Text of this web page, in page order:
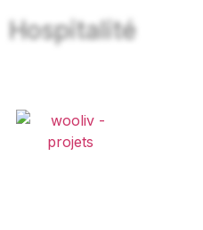
Hospitalité